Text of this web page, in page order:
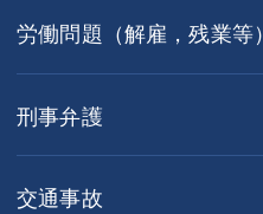
労働問題（解雇，残業等）
刑事弁護
交通事故